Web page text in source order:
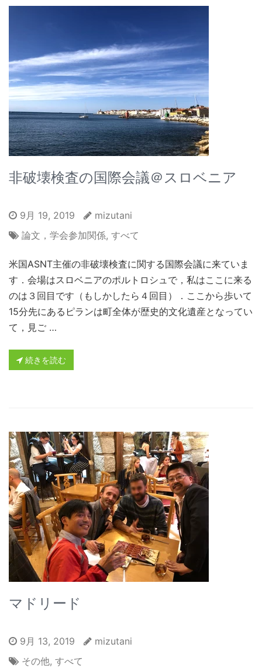
非破壊検査の国際会議＠スロベニア
9月 19, 2019
mizutani
論文，学会参加関係, すべて
米国ASNT主催の非破壊検査に関する国際会議に来ていま
す．会場はスロベニアのポルトロシュで，私はここに来る
のは３回目です（もしかしたら４回目）．ここから歩いて
15分先にあるピランは町全体が歴史的文化遺産となってい
て，見ご …
続きを読む
マドリード
9月 13, 2019
mizutani
その他, すべて